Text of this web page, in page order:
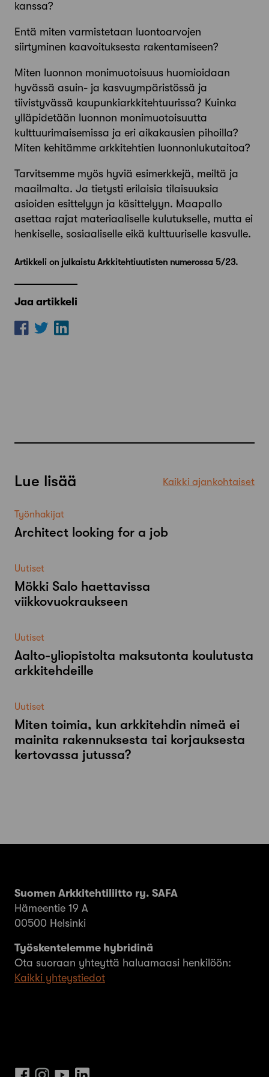
kanssa?
Entä miten varmistetaan luontoarvojen
siirtyminen kaavoituksesta ­rakentamiseen?
Miten luonnon monimuotoisuus huomioidaan
hyvässä asuin- ja kasvuympäristössä ja
tiivistyvässä kaupunkiarkkitehtuurissa? Kuinka
ylläpidetään luonnon monimuotoisuutta
kulttuurimaisemissa ja eri aikakausien pihoilla?
Miten kehitämme arkkitehtien luonnonlukutaitoa?
Tarvitsemme myös hyviä esimerkkejä, meiltä ja
maailmalta. Ja tietysti erilaisia tilaisuuksia
asioiden esittelyyn ja käsittelyyn. Maapallo
asettaa rajat materiaaliselle kulutukselle, mutta ei
henkiselle, sosiaaliselle eikä kulttuuriselle kasvulle.
Artikkeli on julkaistu Arkkitehtiuutisten numerossa 5/23.
Jaa artikkeli
Lue lisää Kaikki ajankohtaiset
Työnhakijat
Architect looking for a job
Uutiset
Mökki Salo haettavissa
viikkovuokraukseen
Uutiset
Aalto-​yliopistolta maksutonta koulutusta
arkkitehdeille
Uutiset
Miten toimia, kun arkkitehdin nimeä ei
mainita rakennuksesta tai korjauksesta
kertovassa jutussa?
Suomen Arkkitehtiliitto ry. SAFA
Hämeentie 19 A
00500 Helsinki
Työskentelemme hybridinä
Ota suoraan yhteyttä haluamaasi henkilöön:
Kaikki yhteystiedot